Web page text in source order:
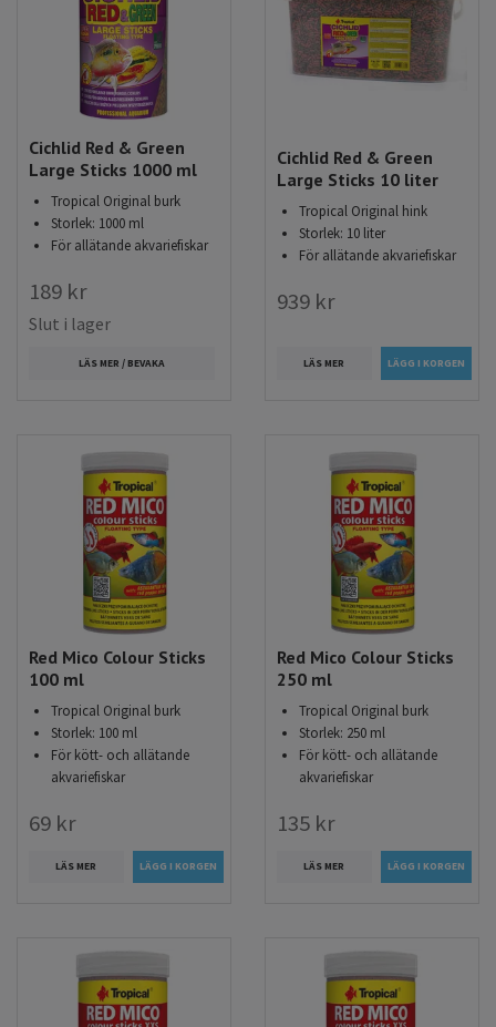
inte löser upp sig och grisar ner vattnet. Överblivet foder är
ofta lätt att ta bort ur akvariet med en håv.
Allt foder finns i originalförpackningar eller lösvikt till
riktigt bra priser! Köp mer och spara mer!
Cichlid Red & Green
Large Sticks 1000 ml
Tropical Original burk
Storlek: 1000 ml
För allätande akvariefiskar
189 kr
Slut i lager
LÄS MER / BEVAKA
Cichlid Red & Green
Large Sticks 10 liter
Tropical Original hink
Storlek: 10 liter
För allätande akvariefiskar
939 kr
LÄS MER
Red Mico Colour Sticks
100 ml
Tropical Original burk
Storlek: 100 ml
För kött- och allätande
akvariefiskar
69 kr
LÄS MER
Red Mico Colour Sticks
250 ml
Tropical Original burk
Storlek: 250 ml
För kött- och allätande
akvariefiskar
135 kr
LÄS MER